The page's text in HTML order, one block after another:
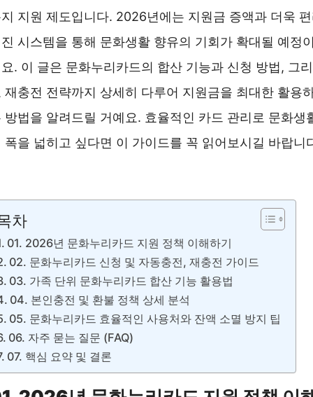
지원 제도입니다. 2026년에는 지원금 증액과 더욱 편
시스템을 통해 문화생활 향유의 기회가 확대될 예정이
. 이 글은 문화누리카드의 합산 기능과 신청 방법, 그리
재충전 전략까지 상세히 다루어 지원금을 최대한 활용
방법을 알려드릴 거예요. 효율적인 카드 관리로 문화생
폭을 넓히고 싶다면 이 가이드를 꼭 읽어보시길 바랍니
차
01. 2026년 문화누리카드 지원 정책 이해하기
02. 문화누리카드 신청 및 자동충전, 재충전 가이드
03. 가족 단위 문화누리카드 합산 기능 활용법
04. 본인충전 및 환불 정책 상세 분석
05. 문화누리카드 효율적인 사용처와 잔액 소멸 방지 팁
06. 자주 묻는 질문 (FAQ)
07. 핵심 요약 및 결론